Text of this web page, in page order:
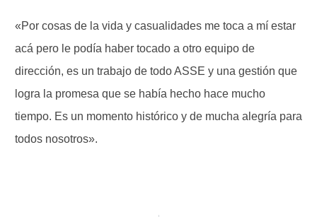
«Por cosas de la vida y casualidades me toca a mí estar
acá pero le podía haber tocado a otro equipo de
dirección, es un trabajo de todo ASSE y una gestión que
logra la promesa que se había hecho hace mucho
tiempo. Es un momento histórico y de mucha alegría para
todos nosotros».